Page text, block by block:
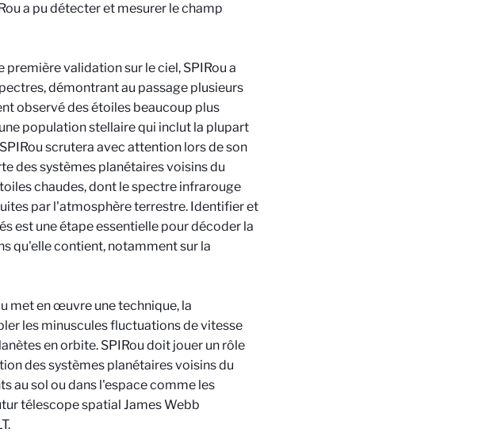
a pu détecter et mesurer le champ
validation sur le ciel, SPIRou a
démontrant au passage plusieurs
observé des étoiles beaucoup plus
population stellaire qui inclut la plupart
scrutera avec attention lors de son
des systèmes planétaires voisins du
chaudes, dont le spectre infrarouge
par l'atmosphère terrestre. Identifier et
est une étape essentielle pour décoder la
qu'elle contient, notamment sur la
met en œuvre une technique, la
les minuscules fluctuations de vitesse
en orbite. SPIRou doit jouer un rôle
des systèmes planétaires voisins du
au sol ou dans l'espace comme les
télescope spatial James Webb